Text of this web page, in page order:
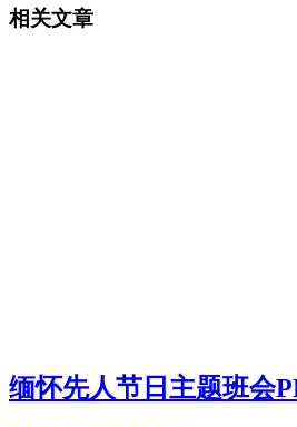
相关文章
缅怀先人节日主题班会